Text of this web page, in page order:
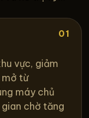
01
vực, giảm
mở từ
máy chủ
chờ tăng